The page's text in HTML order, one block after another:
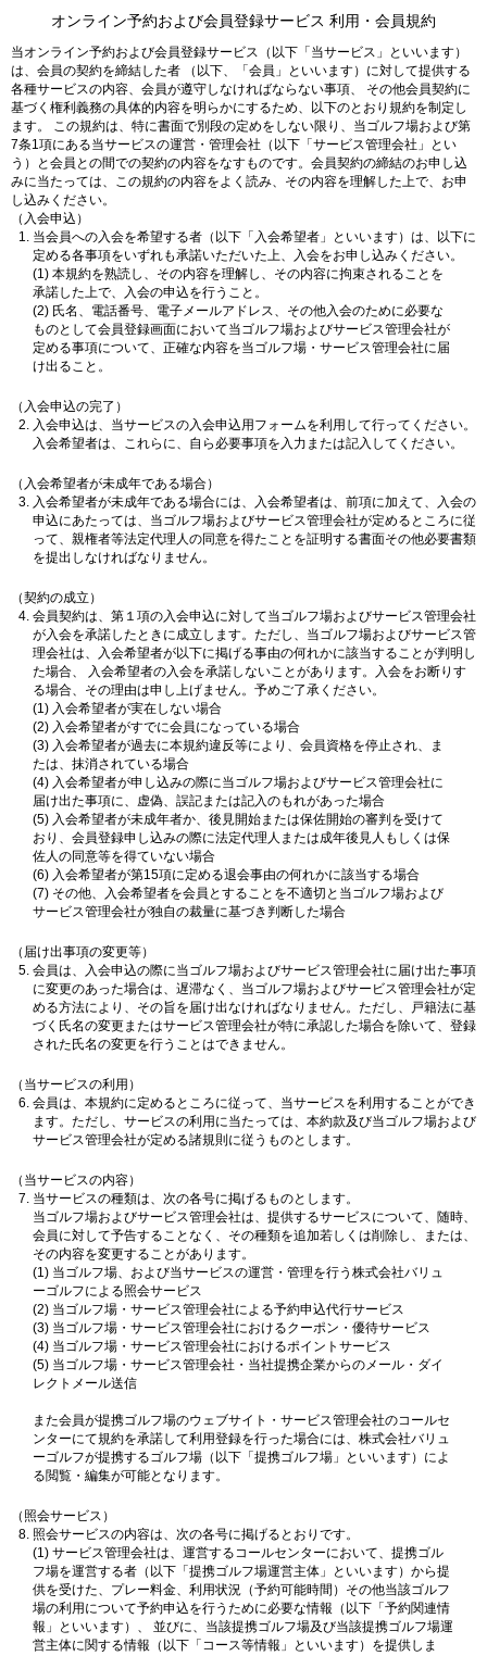
オンライン予約および会員登録サービス 利用・会員規約
当オンライン予約および会員登録サービス（以下「当サービス」といいます）
は、会員の契約を締結した者 （以下、「会員」といいます）に対して提供する
各種サービスの内容、会員が遵守しなければならない事項、 その他会員契約に
基づく権利義務の具体的内容を明らかにするため、以下のとおり規約を制定し
ます。 この規約は、特に書面で別段の定めをしない限り、当ゴルフ場および第
7条1項にある当サービスの運営・管理会社（以下「サービス管理会社」とい
う）と会員との間での契約の内容をなすものです。会員契約の締結のお申し込
みに当たっては、この規約の内容をよく読み、その内容を理解した上で、お申
し込みください。
（入会申込）
当会員への入会を希望する者（以下「入会希望者」といいます）は、以下に
定める各事項をいずれも承諾いただいた上、入会をお申し込みください。
(1) 本規約を熟読し、その内容を理解し、その内容に拘束されることを
承諾した上で、入会の申込を行うこと。
(2) 氏名、電話番号、電子メールアドレス、その他入会のために必要な
ものとして会員登録画面において当ゴルフ場およびサービス管理会社が
定める事項について、正確な内容を当ゴルフ場・サービス管理会社に届
け出ること。
（入会申込の完了）
入会申込は、当サービスの入会申込用フォームを利用して行ってください。
入会希望者は、これらに、自ら必要事項を入力または記入してください。
（入会希望者が未成年である場合）
入会希望者が未成年である場合には、入会希望者は、前項に加えて、入会の
申込にあたっては、当ゴルフ場およびサービス管理会社が定めるところに従
って、親権者等法定代理人の同意を得たことを証明する書面その他必要書類
を提出しなければなりません。
（契約の成立）
会員契約は、第１項の入会申込に対して当ゴルフ場およびサービス管理会社
が入会を承諾したときに成立します。ただし、当ゴルフ場およびサービス管
理会社は、入会希望者が以下に掲げる事由の何れかに該当することが判明し
た場合、 入会希望者の入会を承諾しないことがあります。入会をお断りす
る場合、その理由は申し上げません。予めご了承ください。
(1) 入会希望者が実在しない場合
(2) 入会希望者がすでに会員になっている場合
(3) 入会希望者が過去に本規約違反等により、会員資格を停止され、ま
たは、抹消されている場合
(4) 入会希望者が申し込みの際に当ゴルフ場およびサービス管理会社に
届け出た事項に、虚偽、誤記または記入のもれがあった場合
(5) 入会希望者が未成年者か、後見開始または保佐開始の審判を受けて
おり、会員登録申し込みの際に法定代理人または成年後見人もしくは保
佐人の同意等を得ていない場合
(6) 入会希望者が第15項に定める退会事由の何れかに該当する場合
(7) その他、入会希望者を会員とすることを不適切と当ゴルフ場および
サービス管理会社が独自の裁量に基づき判断した場合
（届け出事項の変更等）
会員は、入会申込の際に当ゴルフ場およびサービス管理会社に届け出た事項
に変更のあった場合は、遅滞なく、当ゴルフ場およびサービス管理会社が定
める方法により、その旨を届け出なければなりません。ただし、戸籍法に基
づく氏名の変更またはサービス管理会社が特に承認した場合を除いて、登録
された氏名の変更を行うことはできません。
（当サービスの利用）
会員は、本規約に定めるところに従って、当サービスを利用することができ
ます。ただし、サービスの利用に当たっては、本約款及び当ゴルフ場および
サービス管理会社が定める諸規則に従うものとします。
（当サービスの内容）
当サービスの種類は、次の各号に掲げるものとします。
当ゴルフ場およびサービス管理会社は、提供するサービスについて、随時、
会員に対して予告することなく、その種類を追加若しくは削除し、または、
その内容を変更することがあります。
(1) 当ゴルフ場、および当サービスの運営・管理を行う株式会社バリュ
ーゴルフによる照会サービス
(2) 当ゴルフ場・サービス管理会社による予約申込代行サービス
(3) 当ゴルフ場・サービス管理会社におけるクーポン・優待サービス
(4) 当ゴルフ場・サービス管理会社におけるポイントサービス
(5) 当ゴルフ場・サービス管理会社・当社提携企業からのメール・ダイ
レクトメール送信
また会員が提携ゴルフ場のウェブサイト・サービス管理会社のコールセ
ンターにて規約を承諾して利用登録を行った場合には、株式会社バリュ
ーゴルフが提携するゴルフ場（以下「提携ゴルフ場」といいます）によ
る閲覧・編集が可能となります。
（照会サービス）
照会サービスの内容は、次の各号に掲げるとおりです。
(1) サービス管理会社は、運営するコールセンターにおいて、提携ゴル
フ場を運営する者（以下「提携ゴルフ場運営主体」といいます）から提
供を受けた、プレー料金、利用状況（予約可能時間）その他当該ゴルフ
場の利用について予約申込を行うために必要な情報（以下「予約関連情
報」といいます）、 並びに、当該提携ゴルフ場及び当該提携ゴルフ場運
営主体に関する情報（以下「コース等情報」といいます）を提供しま